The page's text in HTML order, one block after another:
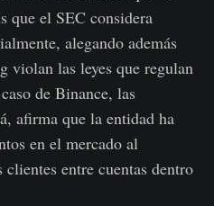
que el SEC considera
alegando además
violan las leyes que regulan
de Binance, las
afirma que la entidad ha
en el mercado al
entre cuentas dentro